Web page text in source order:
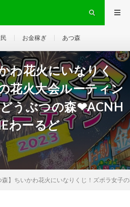
お金稼ぎ あつ森
わ花火にいなりく
花火大会ルーティン
うぶつの森❤ACNH
わーるど
森】ちいかわ花火にいなりくじ！ズボラ女